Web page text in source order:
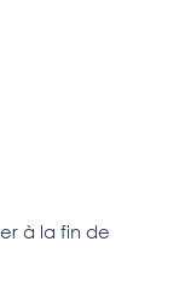
à la fin de